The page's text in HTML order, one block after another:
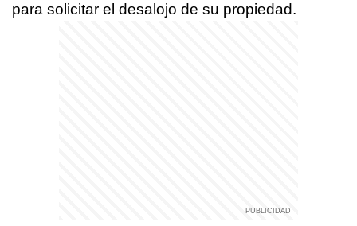
para solicitar el desalojo de su propiedad.